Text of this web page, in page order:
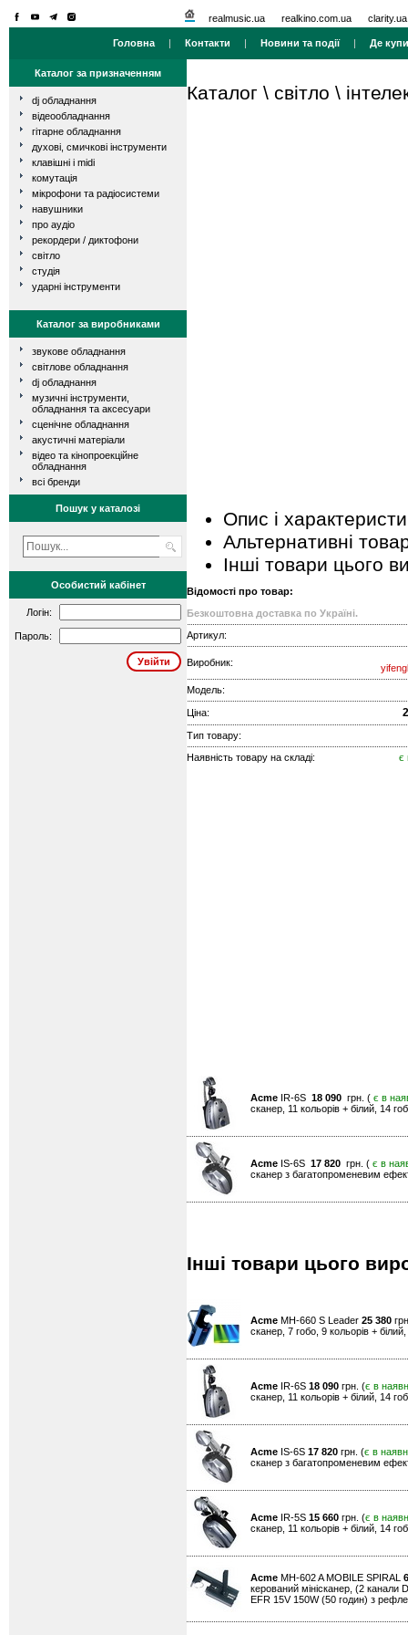
realmusic.ua realkino.com.ua clarity.ua
Головна| Контакти | Новини та події| Де
Каталог за призначенням
dj обладнання
відеообладнання
гітарне обладнання
духові, смичкові інструменти
клавішні і midi
комутація
мікрофони та радіосистеми
навушники
про аудіо
рекордери / диктофони
світло
студія
ударні інструменти
Каталог за виробниками
звукове обладнання
світлове обладнання
dj обладнання
музичні інструменти,
обладнання та аксесуари
сценічне обладнання
акустичні матеріали
відео та кінопроекційне
обладнання
всі бренди
Пошук у каталозі
Особистий кабінет
Логін:
Пароль:
Каталог \ світло \
Опис і
Альтернативні
Інші товари цього
Відомості про товар:
Безкоштовна доставка по Україні.
Артикул:
Виробник:
Модель:
Ціна:
Тип товару:
Наявність товару на складі:
є
Acme IR-6S 18 090 грн. ( є в
сканер, 11 кольорів + білий, 14
Acme IS-6S 17 820 грн. ( є в
сканер з багатопроменевим
Інші товари цього
Acme MH-660 S Leader 25 380
сканер, 7 гобо, 9 кольорів +
Acme IR-6S 18 090 грн. (є в
сканер, 11 кольорів + білий, 14
Acme IS-6S 17 820 грн. (є в
сканер з багатопроменевим
Acme IR-5S 15 660 грн. (є в
сканер, 11 кольорів + білий, 14
Acme MH-602 A MOBILE SPIRAL
керований мінісканер, (2
EFR 15V 150W (50 годин) з